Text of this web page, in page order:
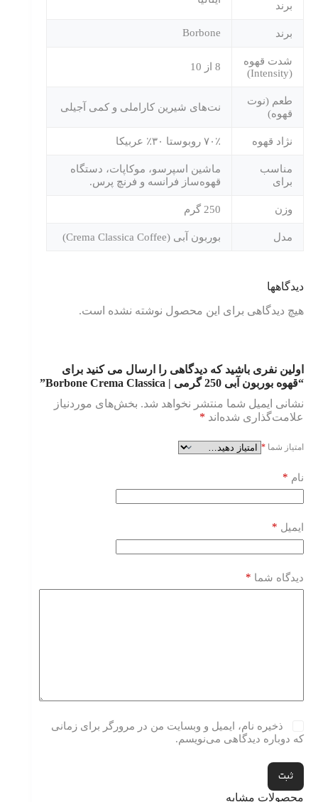
برند
برند Borbone
شدت قهوه
(Intensity)
8 از 10
طعم (نوت
قهوه)
نت‌های شیرین کاراملی و کمی آجیلی
نژاد قهوه ۷۰٪ روبوستا ۳۰٪ عربیکا
مناسب
برای
ماشین اسپرسو، موکاپات، دستگاه
قهوه‌ساز فرانسه و فرنچ پرس.
وزن 250 گرم
مدل بوربون آبی (Crema Classica Coffee)
دیدگاهها
هیچ دیدگاهی برای این محصول نوشته نشده است.
اولین نفری باشید که دیدگاهی را ارسال می کنید برای
“قهوه بوربون آبی 250 گرمی | Borbone Crema Classica”
نشانی ایمیل شما منتشر نخواهد شد. بخش‌های موردنیاز
علامت‌گذاری شده‌اند *
امتیاز شما *
نام *
ایمیل *
دیدگاه شما *
ذخیره نام، ایمیل و وبسایت من در مرورگر برای زمانی
که دوباره دیدگاهی می‌نویسم.
ثبت
محصولات مشابه